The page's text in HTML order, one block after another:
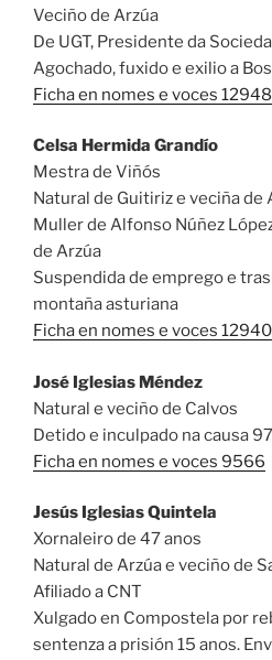
Veciño de Arzúa
De UGT, Presidente da
Agochado, fuxido e exilio a
Ficha en nomes e voces 12948
Celsa Hermida Grandío
Mestra de Viñós
Natural de Guitiriz e veciña de
Muller de Alfonso Núñez
de Arzúa
Suspendida de emprego e
montaña asturiana
Ficha en nomes e voces 12940
José Iglesias Méndez
Natural e veciño de Calvos
Detido e inculpado na causa
Ficha en nomes e voces 9566
Jesús Iglesias Quintela
Xornaleiro de 47 anos
Natural de Arzúa e veciño de
Afiliado a CNT
Xulgado en Compostela por
sentenza a prisión 15 anos.